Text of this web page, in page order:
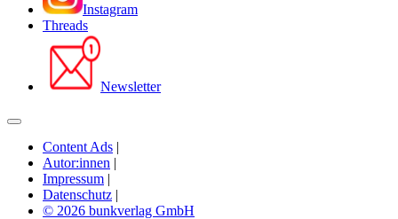
Instagram
Threads
Newsletter
Content Ads |
Autor:innen |
Impressum |
Datenschutz |
© 2026 bunkverlag GmbH